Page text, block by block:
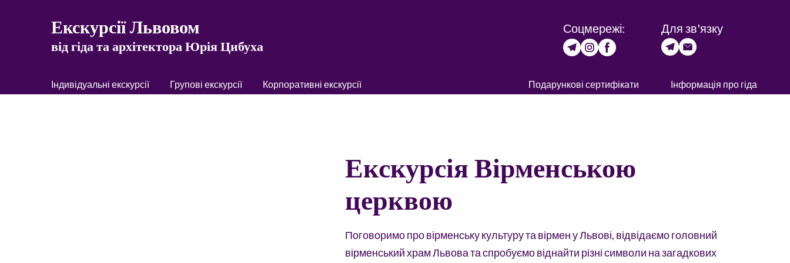
Екскурсії Львовом
від гіда та архітектора Юрія Цибуха
Соцмережі: Для зв'язку
Індивідуальні екскурсії Групові екскурсії Корпоративні екскурсії Подарункові сертифікати Інформація про гіда
Екскурсія Вірменською
церквою
Поговоримо про вірменську культуру та вірмен у Львові, відвідаємо головний
вірменський храм Львова та спробуємо віднайти різні символи на загадкових